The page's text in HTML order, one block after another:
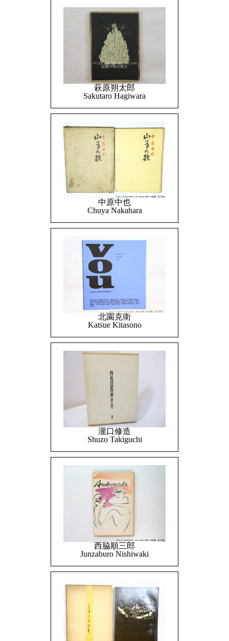
萩原朔太郎
Sakutaro Hagiwara
中原中也
Chuya Nakahara
北園克衛
Katsue Kitasono
瀧口修造
Shuzo Takiguchi
西脇順三郎
Junzaburo Nishiwaki